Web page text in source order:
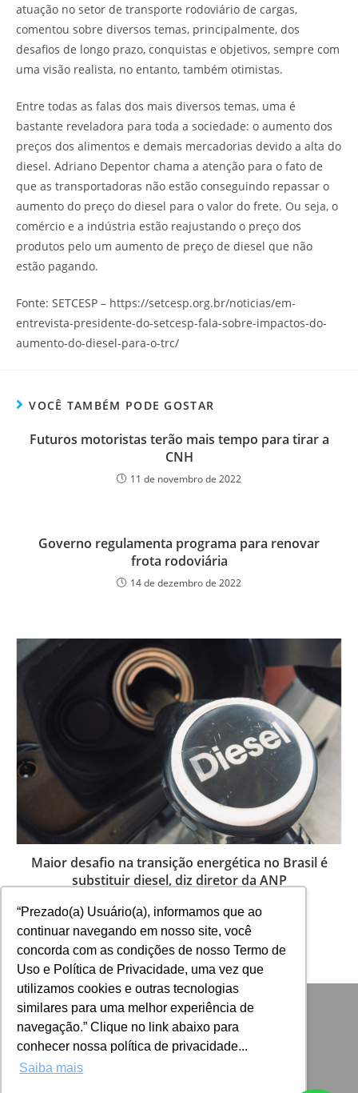
“Prezado(a) Usuário(a), informamos que ao
continuar navegando em nosso site, você
concorda com as condições de nosso Termo de
Uso e Política de Privacidade, uma vez que
utilizamos cookies e outras tecnologias
similares para uma melhor experiência de
navegação.” Clique no link abaixo para
conhecer nossa política de privacidade...
Saiba mais
atuação no setor de transporte rodoviário de cargas,
comentou sobre diversos temas, principalmente, dos
desafios de longo prazo, conquistas e objetivos, sempre com
uma visão realista, no entanto, também otimistas.
Entre todas as falas dos mais diversos temas, uma é
bastante reveladora para toda a sociedade: o aumento dos
preços dos alimentos e demais mercadorias devido a alta do
diesel. Adriano Depentor chama a atenção para o fato de
que as transportadoras não estão conseguindo repassar o
aumento do preço do diesel para o valor do frete. Ou seja, o
comércio e a indústria estão reajustando o preço dos
produtos pelo um aumento de preço de diesel que não
estão pagando.
Fonte: SETCESP – https://setcesp.org.br/noticias/em-
entrevista-presidente-do-setcesp-fala-sobre-impactos-do-
aumento-do-diesel-para-o-trc/
VOCÊ TAMBÉM PODE GOSTAR
Futuros motoristas terão mais tempo para tirar a
CNH
11 de novembro de 2022
Governo regulamenta programa para renovar
frota rodoviária
14 de dezembro de 2022
Maior desafio na transição energética no Brasil é
substituir diesel, diz diretor da ANP